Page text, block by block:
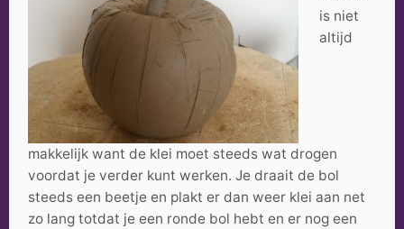
is niet
altijd
makkelijk want de klei moet steeds wat drogen
voordat je verder kunt werken. Je draait de bol
steeds een beetje en plakt er dan weer klei aan net
zo lang totdat je een ronde bol hebt en er nog een